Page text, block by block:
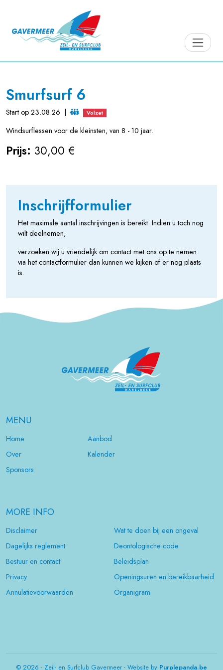
Smurfsurf 6
Start op 23.08.26 Volzet
Windsurflessen voor de kleinsten, van 8 - 10 jaar.
Prijs: 30,00 €
Inschrijfformulier
Het maximale aantal inschrijvingen is bereikt. Indien u toch nog
wilt deelnemen,
verzoeken wij u vriendelijk om contact met ons op te nemen
via het contactformulier dan kunnen we kijken of er nog plaats
is.
MENU
Home
Aanbod
Over
Kalender
Sponsors
MORE INFO
Disclaimer
Wat te doen bij een ongeval
Dagelijks reglement
Deontologische code
Bestuur en contact
Beleidsplan
Privacy
Openingsuren en bereikbaarheid
Annulatievoorwaarden
Organigram
© 2026 - Zeil- en Surfclub Gavermeer - Website by Purplepanda.be